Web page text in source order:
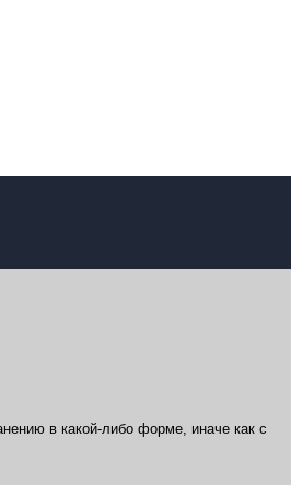
в какой-либо форме, иначе как с